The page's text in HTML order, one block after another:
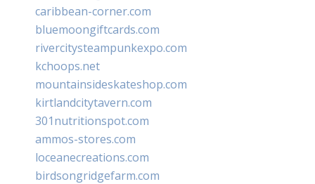
caribbean-corner.com
bluemoongiftcards.com
rivercitysteampunkexpo.com
kchoops.net
mountainsideskateshop.com
kirtlandcitytavern.com
301nutritionspot.com
ammos-stores.com
loceanecreations.com
birdsongridgefarm.com